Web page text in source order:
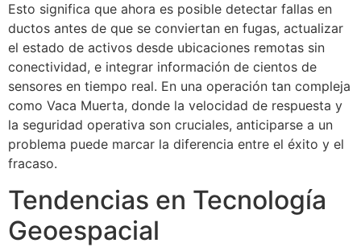
Esto significa que ahora es posible detectar fallas en
ductos antes de que se conviertan en fugas, actualizar
el estado de activos desde ubicaciones remotas sin
conectividad, e integrar información de cientos de
sensores en tiempo real. En una operación tan compleja
como Vaca Muerta, donde la velocidad de respuesta y
la seguridad operativa son cruciales, anticiparse a un
problema puede marcar la diferencia entre el éxito y el
fracaso.
Tendencias en Tecnología
Geoespacial